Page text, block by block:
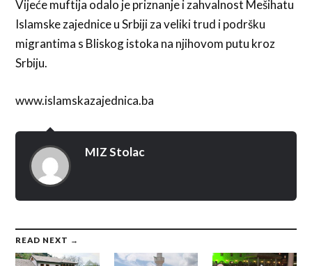
Vijeće muftija odalo je priznanje i zahvalnost Mešihatu
Islamske zajednice u Srbiji za veliki trud i podršku
migrantima s Bliskog istoka na njihovom putu kroz
Srbiju.
www.islamskazajednica.ba
MIZ Stolac
READ NEXT →